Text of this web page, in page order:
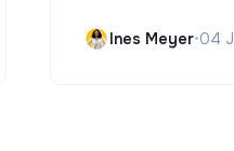
Ines Meyer•04